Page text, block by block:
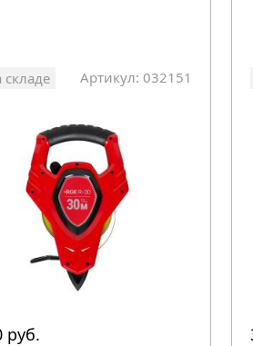
складе Артикул: 032151
руб.